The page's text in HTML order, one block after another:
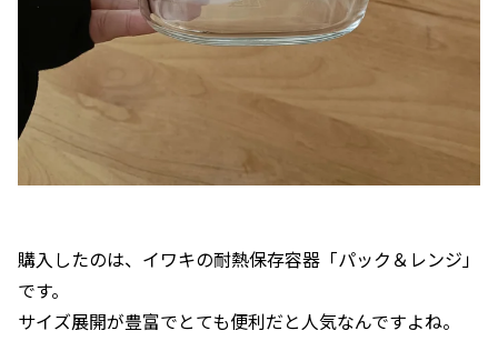
購入したのは、イワキの耐熱保存容器「パック＆レンジ」
です。
サイズ展開が豊富でとても便利だと人気なんですよね。